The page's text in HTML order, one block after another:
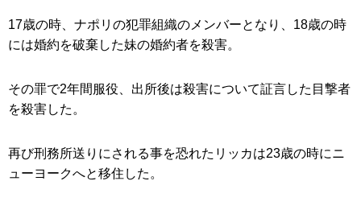
17歳の時、ナポリの犯罪組織のメンバーとなり、18歳の時
には婚約を破棄した妹の婚約者を殺害。
その罪で2年間服役、出所後は殺害について証言した目撃者
を殺害した。
再び刑務所送りにされる事を恐れたリッカは23歳の時にニ
ューヨークへと移住した。